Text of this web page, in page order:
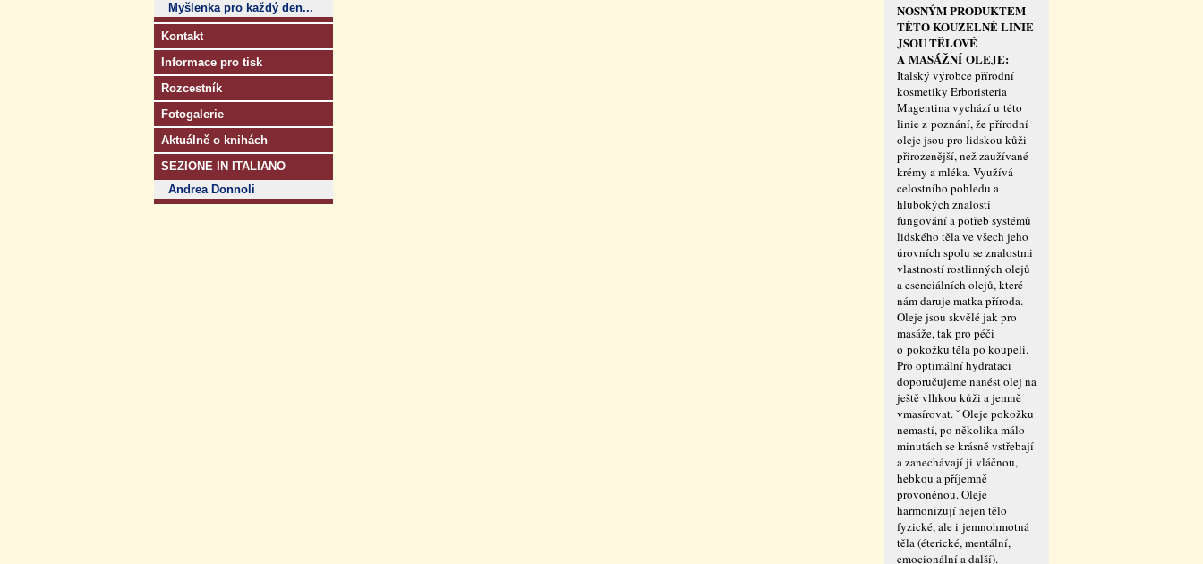
Myšlenka pro každý den...
Kontakt
Informace pro tisk
Rozcestník
Fotogalerie
Aktuálně o knihách
SEZIONE IN ITALIANO
Andrea Donnoli
NOSNÝM PRODUKTEM
TÉTO KOUZELNÉ LINIE
JSOU TĚLOVÉ
A MASÁŽNÍ OLEJE:
Italský výrobce přírodní
kosmetiky Erboristeria
Magentina vychází u této
linie z poznání, že přírodní
oleje jsou pro lidskou kůži
přirozenější, než zaužívané
krémy a mléka. Využívá
celostního pohledu a
hlubokých znalostí
fungování a potřeb systémů
lidského těla ve všech jeho
úrovních spolu se znalostmi
vlastností rostlinných olejů
a esenciálních olejů, které
nám daruje matka příroda.
Oleje jsou skvělé jak pro
masáže, tak pro péči
o pokožku těla po koupeli.
Pro optimální hydrataci
doporučujeme nanést olej na
ještě vlhkou kůži a jemně
vmasírovat. ˇ Oleje pokožku
nemastí, po několika málo
minutách se krásně vstřebají
a zanechávají ji vláčnou,
hebkou a příjemně
provoněnou. Oleje
harmonizují nejen tělo
fyzické, ale i jemnohmotná
těla (éterické, mentální,
emocionální a další).